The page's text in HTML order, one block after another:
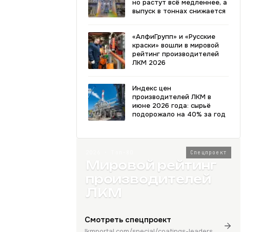
но растут всё медленнее, а
выпуск в тоннах снижается
«АлфиГрупп» и «Русские
краски» вошли в мировой
рейтинг производителей
ЛКМ 2026
Индекс цен
производителей ЛКМ в
июне 2026 года: сырьё
подорожало на 40% за год
Спецпроект
Мировой рейтинг
производителей
ЛКМ
Смотреть спецпроект